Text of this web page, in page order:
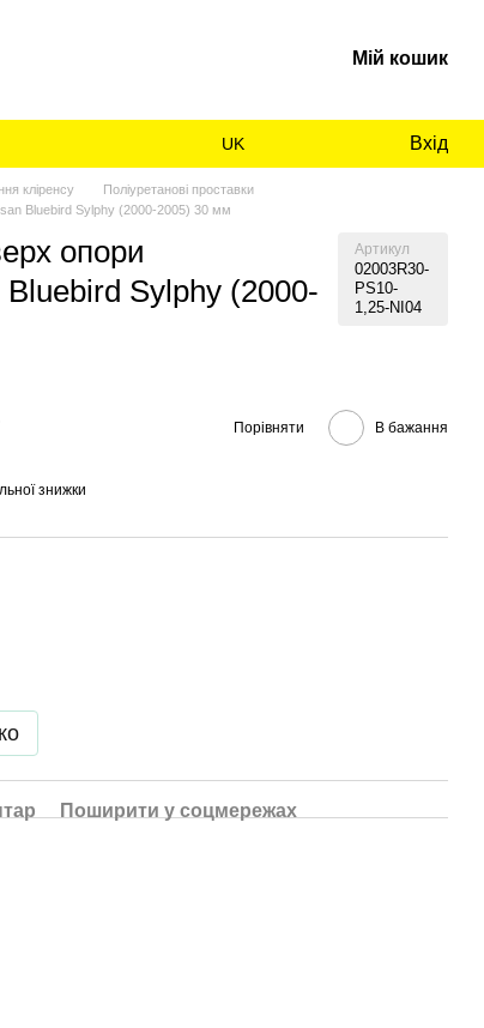
Мій кошик
UK Вхід
кліренсу
Поліуретанові проставки
Bluebird Sylphy (2000-2005) 30 мм
опори
Bluebird Sylphy (2000-
Артикул
02003R30-
PS10-
1,25-NI04
Порівняти В бажання
знижки
Поширити у соцмережах